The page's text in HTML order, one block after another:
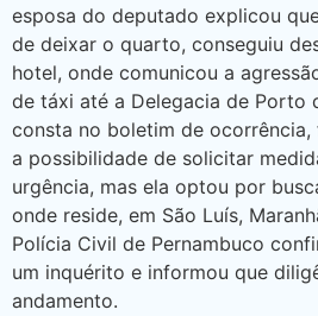
esposa do deputado explicou
de deixar o quarto, conseguiu
hotel, onde comunicou a
de táxi até a Delegacia de Porto
consta no boletim de
a possibilidade de solicitar
urgência, mas ela optou por
onde reside, em São Luís,
Polícia Civil de Pernambuco
um inquérito e informou que
andamento.